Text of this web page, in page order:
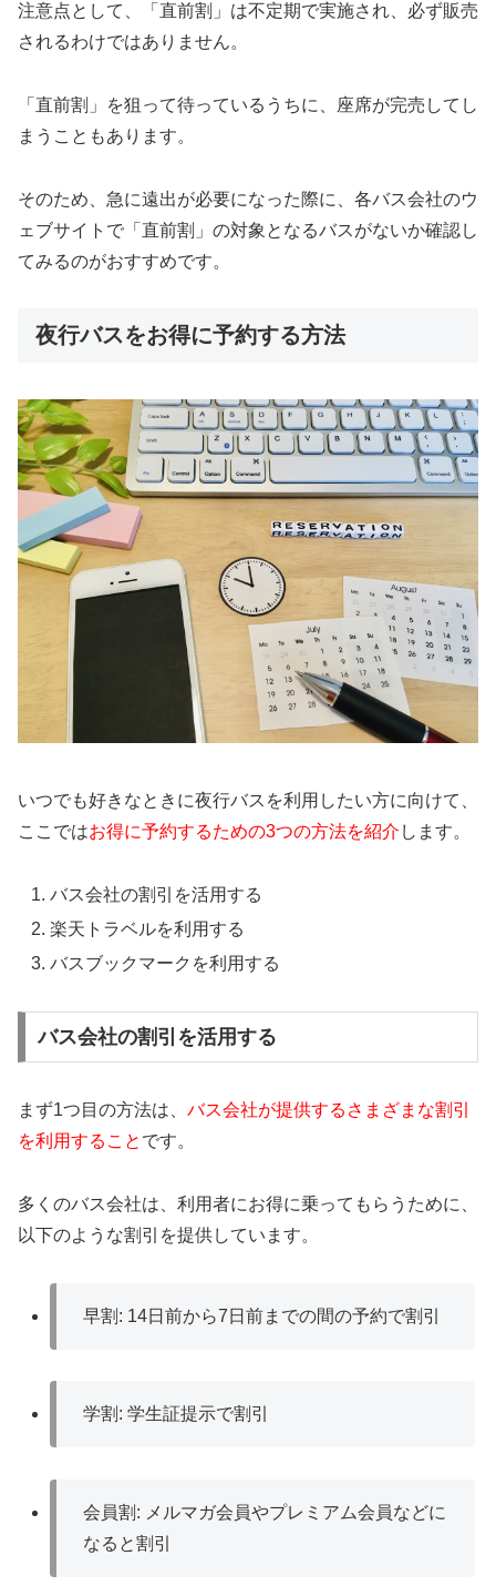
注意点として、「直前割」は不定期で実施され、必ず販売
されるわけではありません。
「直前割」を狙って待っているうちに、座席が完売してし
まうこともあります。
そのため、急に遠出が必要になった際に、各バス会社のウ
ェブサイトで「直前割」の対象となるバスがないか確認し
てみるのがおすすめです。
夜行バスをお得に予約する方法
いつでも好きなときに夜行バスを利用したい方に向けて、
ここではお得に予約するための3つの方法を紹介 します。
バス会社の割引を活用する
楽天トラベルを利用する
バスブックマークを利用する
バス会社の割引を活用する
まず1つ目の方法は、 バス会社が提供するさまざまな割引
を利用すること です。
多くのバス会社は、利用者にお得に乗ってもらうために、
以下のような割引を提供しています。
早割: 14日前から7日前までの間の予約で割引
学割: 学生証提示で割引
会員割: メルマガ会員やプレミアム会員などに
なると割引